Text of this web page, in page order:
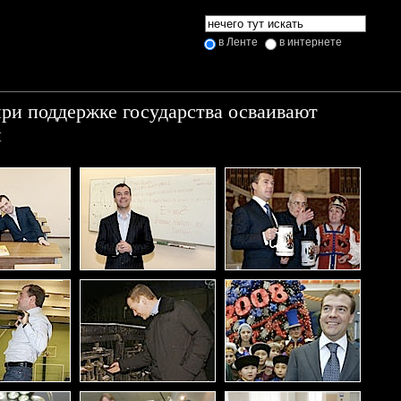
в Ленте в интернете
поддержке государства осваивают